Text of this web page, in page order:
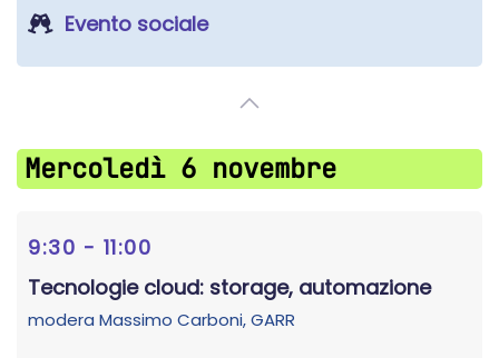
Evento sociale
Mercoledì 6 novembre
9:30 - 11:00
Tecnologie cloud: storage, automazione
modera Massimo Carboni, GARR